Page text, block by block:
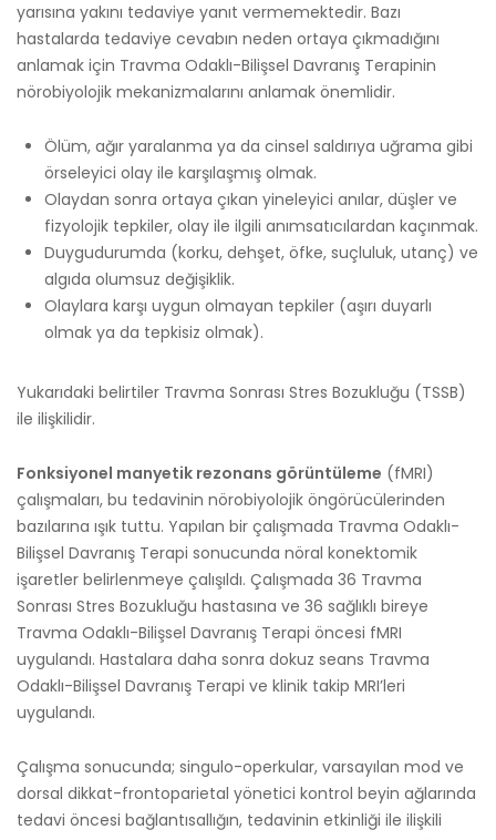
yarısına yakını tedaviye yanıt vermemektedir. Bazı
hastalarda tedaviye cevabın neden ortaya çıkmadığını
anlamak için Travma Odaklı-Bilişsel Davranış Terapinin
nörobiyolojik mekanizmalarını anlamak önemlidir.
Ölüm, ağır yaralanma ya da cinsel saldırıya uğrama gibi
örseleyici olay ile karşılaşmış olmak.
Olaydan sonra ortaya çıkan yineleyici anılar, düşler ve
fizyolojik tepkiler, olay ile ilgili anımsatıcılardan kaçınmak.
Duygudurumda (korku, dehşet, öfke, suçluluk, utanç) ve
algıda olumsuz değişiklik.
Olaylara karşı uygun olmayan tepkiler (aşırı duyarlı
olmak ya da tepkisiz olmak).
Yukarıdaki belirtiler Travma Sonrası Stres Bozukluğu (TSSB)
ile ilişkilidir.
Fonksiyonel manyetik rezonans görüntüleme (fMRI)
çalışmaları, bu tedavinin nörobiyolojik öngörücülerinden
bazılarına ışık tuttu. Yapılan bir çalışmada Travma Odaklı-
Bilişsel Davranış Terapi sonucunda nöral konektomik
işaretler belirlenmeye çalışıldı. Çalışmada 36 Travma
Sonrası Stres Bozukluğu hastasına ve 36 sağlıklı bireye
Travma Odaklı-Bilişsel Davranış Terapi öncesi fMRI
uygulandı. Hastalara daha sonra dokuz seans Travma
Odaklı-Bilişsel Davranış Terapi ve klinik takip MRI’leri
uygulandı.
Çalışma sonucunda; singulo-operkular, varsayılan mod ve
dorsal dikkat-frontoparietal yönetici kontrol beyin ağlarında
tedavi öncesi bağlantısallığın, tedavinin etkinliği ile ilişkili